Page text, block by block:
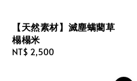
【天然素材】滅塵螨藺草
榻榻米
Regular
NT$ 2,500